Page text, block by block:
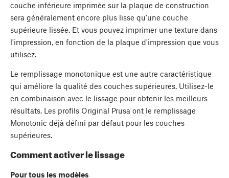
couche inférieure imprimée sur la plaque de construction
sera généralement encore plus lisse qu'une couche
supérieure lissée. Et vous pouvez imprimer une texture dans
l'impression, en fonction de la plaque d'impression que vous
utilisez.
Le remplissage monotonique est une autre caractéristique
qui améliore la qualité des couches supérieures. Utilisez-le
en combinaison avec le lissage pour obtenir les meilleurs
résultats. Les profils Original Prusa ont le remplissage
Monotonic déjà défini par défaut pour les couches
supérieures.
Comment activer le lissage
Pour tous les modèles